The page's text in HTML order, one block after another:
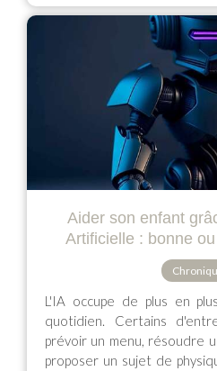
Aider son enfant
Artificielle : bonne
L'IA occupe de plus en
quotidien. Certains
prévoir un menu, résoudre
proposer un sujet de